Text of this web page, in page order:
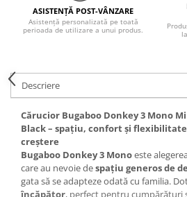
ASISTENȚĂ POST-VÂNZARE
Asistență personalizată pe toată
perioada de utilizare a unui produs.
Descriere
Cărucior Bugaboo Donkey 3 Mono
Black – spațiu, confort și
creștere
Bugaboo Donkey 3 Monoeste
care au nevoie despațiu generos de
gata să se adapteze odată cu familia.
încăpător, perfect pentru cumpărături